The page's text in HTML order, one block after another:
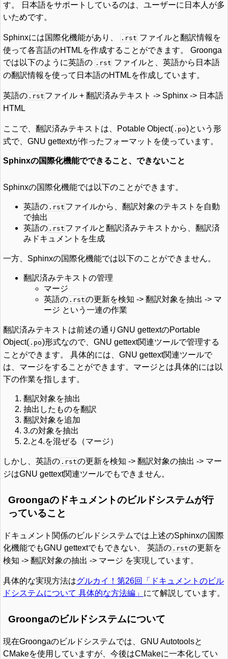
す。 日本語をサポートしているのは、ユーザーに日本人が多
いためです。
Sphinxには国際化機能があり、 .rst ファイルと翻訳情報を
使って各言語のHTMLを作成することができます。 Groonga
では以下のように英語の .rst ファイルと、英語から日本語
の翻訳情報を使って日本語のHTMLを作成しています。
英語の .rst ファイル + 翻訳済みテキスト -> Sphinx -> 日本語
HTML
ここで、翻訳済みテキストは、Potable Object( .po)という形
式で、GNU gettextが作ったフォーマットを使っています。
Sphinxの国際化機能でできること、できないこと
Sphinxの国際化機能では以下のことができます。
英語の .rst ファイルから、翻訳対象のテキストを自動
で抽出
英語の .rst ファイルと翻訳済みテキストから、翻訳済
みドキュメントを生成
一方、Sphinxの国際化機能では以下のことができません。
翻訳済みテキストの管理
マージ
英語の .rstの更新を検知 -> 翻訳対象を抽出 -> マ
ージ という一連の作業
翻訳済みテキストは前述の通りGNU gettextのPortable
Object( .po)形式なので、GNU gettext関連ツールで管理する
ことができます。 具体的には、GNU gettext関連ツールで
は、マージをすることができます。マージとは具体的には以
下の作業を指します。
翻訳対象を抽出
抽出したものを翻訳
翻訳対象を追加
3.の対象を抽出
2.と4.を混ぜる（マージ）
しかし、英語の .rstの更新を検知 -> 翻訳対象の抽出 -> マー
ジはGNU gettext関連ツールでもできません。
Groongaのドキュメントのビルドシステムが行
っていること
ドキュメント関係のビルドシステムでは上述のSphinxの国際
化機能でもGNU gettextでもできない、 英語の .rstの更新を
検知 -> 翻訳対象の抽出 -> マージ を実現しています。
具体的な実現方法はグルカイ！第26回「ドキュメントのビル
ドシステムについて 具体的な方法編」 にて解説しています。
Groongaのビルドシステムについて
現在Groongaのビルドシステムでは、GNU Autotoolsと
CMakeを使用していますが、今後はCMakeに一本化してい